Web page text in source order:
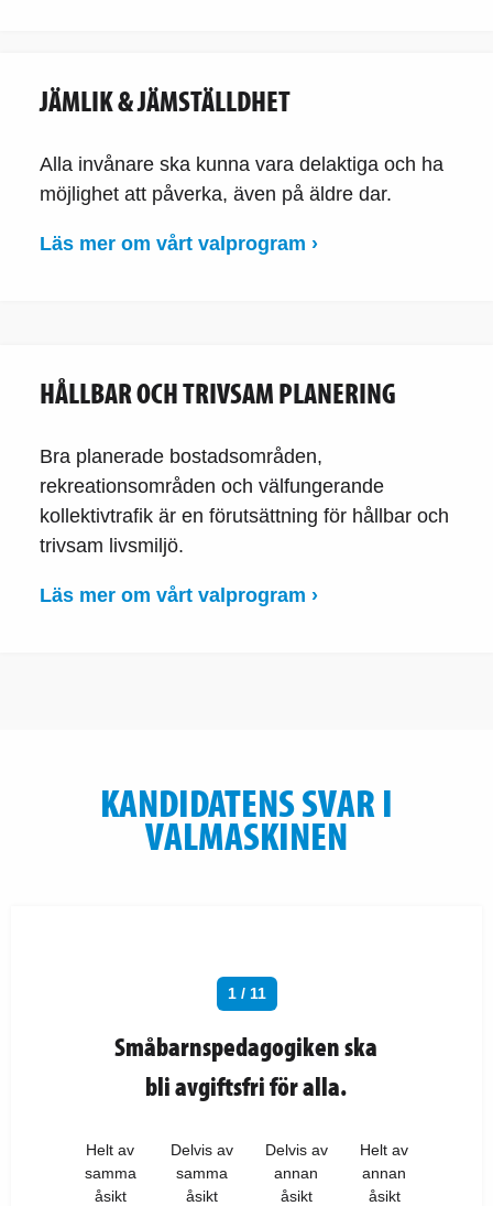
JÄMLIK & JÄMSTÄLLDHET
Alla invånare ska kunna vara delaktiga och ha
möjlighet att påverka, även på äldre dar.
Läs mer om vårt valprogram ›
HÅLLBAR OCH TRIVSAM PLANERING
Bra planerade bostadsområden,
rekreationsområden och välfungerande
kollektivtrafik är en förutsättning för hållbar och
trivsam livsmiljö.
Läs mer om vårt valprogram ›
KANDIDATENS SVAR I
VALMASKINEN
1 / 11
Småbarnspedagogiken ska
bli avgiftsfri för alla.
Helt av
samma
åsikt
Delvis av
samma
åsikt
Delvis av
annan
åsikt
Helt av
annan
åsikt